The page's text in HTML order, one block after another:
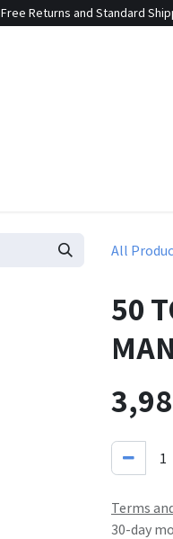
Free Returns and Standard
All
50
Terms
30-day